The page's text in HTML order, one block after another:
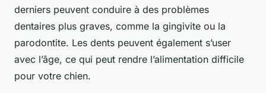
derniers peuvent conduire à des problèmes
dentaires plus graves, comme la gingivite ou la
parodontite. Les dents peuvent également s’user
avec l’âge, ce qui peut rendre l’alimentation difficile
pour votre chien.